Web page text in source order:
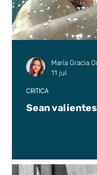
Sean
CRÍTICA
María Gracia
11 jul